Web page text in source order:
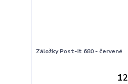
Záložky Post-it 680 - červené